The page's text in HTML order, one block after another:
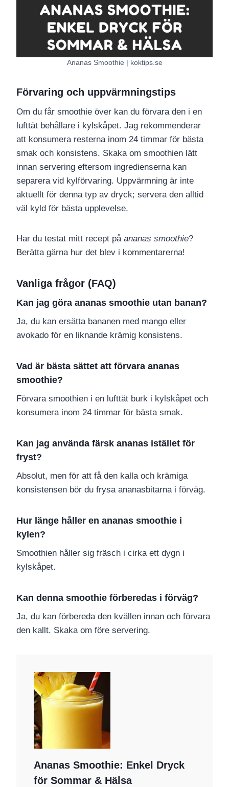
Ananas Smoothie | koktips.se
Förvaring och uppvärmningstips
Om du får smoothie över kan du förvara den i en
lufttät behållare i kylskåpet. Jag rekommenderar
att konsumera resterna inom 24 timmar för bästa
smak och konsistens. Skaka om smoothien lätt
innan servering eftersom ingredienserna kan
separera vid kylförvaring. Uppvärmning är inte
aktuellt för denna typ av dryck; servera den alltid
väl kyld för bästa upplevelse.
Har du testat mitt recept på ananas smoothie?
Berätta gärna hur det blev i kommentarerna!
Vanliga frågor (FAQ)
Kan jag göra ananas smoothie utan banan?
Ja, du kan ersätta bananen med mango eller
avokado för en liknande krämig konsistens.
Vad är bästa sättet att förvara ananas
smoothie?
Förvara smoothien i en lufttät burk i kylskåpet och
konsumera inom 24 timmar för bästa smak.
Kan jag använda färsk ananas istället för
fryst?
Absolut, men för att få den kalla och krämiga
konsistensen bör du frysa ananasbitarna i förväg.
Hur länge håller en ananas smoothie i
kylen?
Smoothien håller sig fräsch i cirka ett dygn i
kylskåpet.
Kan denna smoothie förberedas i förväg?
Ja, du kan förbereda den kvällen innan och förvara
den kallt. Skaka om före servering.
Ananas Smoothie: Enkel Dryck
för Sommar & Hälsa